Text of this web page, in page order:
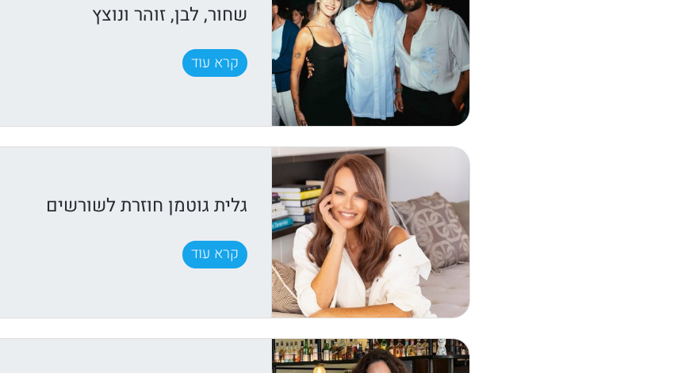
שחור, לבן, זוהר ונוצץ
קרא עוד
גלית גוטמן חוזרת לשורשים
קרא עוד